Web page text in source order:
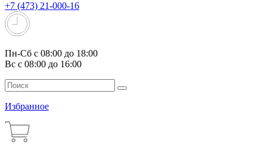
+7 (473) 21-000-16
Пн-Сб с 08:00 до 18:00
Вс с 08:00 до 16:00
Избранное